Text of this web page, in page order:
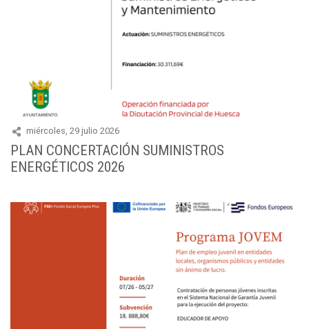
miércoles, 29 julio 2026
PLAN CONCERTACIÓN SUMINISTROS
ENERGÉTICOS 2026